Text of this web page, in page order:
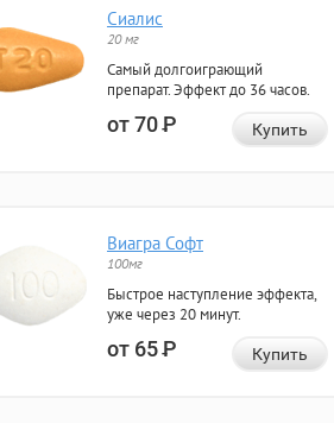
Сиалис
20 мг
Самый долгоиграющий
препарат. Эффект до 36 часов.
от 70Р Купить
Виагра Софт
100мг
Быстрое наступление эффекта,
уже через 20 минут.
от 65Р Купить